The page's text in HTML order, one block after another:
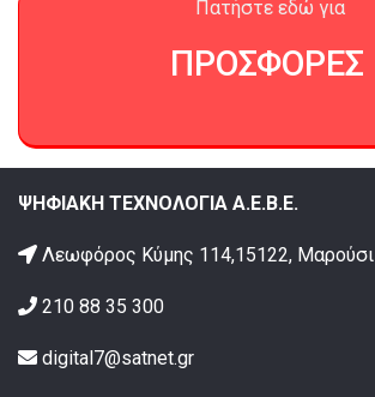
Πατήστε εδώ για
ΠΡΟΣΦΟΡΕΣ
ΨΗΦΙΑΚΗ ΤΕΧΝΟΛΟΓΙΑ Α.Ε.Β.Ε.
Λεωφόρος Κύμης 114,15122, Μαρούσι
210 88 35 300
digital7@satnet.gr